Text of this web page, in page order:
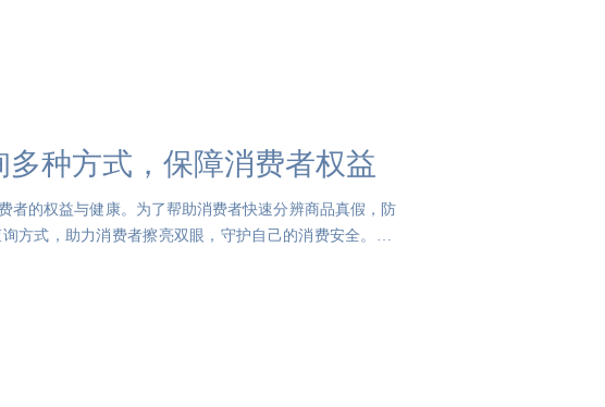
种方式，保障消费者权益
者的权益与健康。为了帮助消费者快速分辨商品真假，防
方式，助力消费者擦亮双眼，守护自己的消费安全。 首